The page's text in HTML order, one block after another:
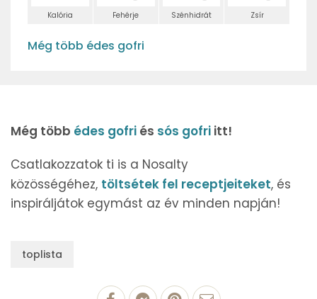
Kalória Fehérje Szénhidrát Zsír
Még több édes gofri
Még több édes gofri és sós gofri itt!
Csatlakozzatok ti is a Nosalty
közösségéhez, töltsétek fel receptjeiteket, és
inspiráljátok egymást az év minden napján!
toplista